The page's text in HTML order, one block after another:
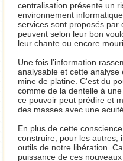
centralisation présente un
environnement
services sont proposés par
peuvent selon leur bon
leur chante ou encore
Une fois l'information
analysable et cette
mine de platine. C'est du
comme de la dentelle à
ce pouvoir peut prédire et
des masses avec une
En plus de cette
construire, pour les autres,
outils de notre libération.
puissance de ces